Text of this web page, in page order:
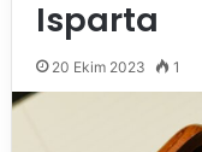
Isparta
20 Ekim 2023 1